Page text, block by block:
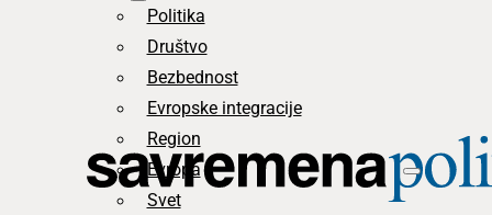
Politika
Društvo
Bezbednost
Evropske integracije
Region
Evropa
Svet